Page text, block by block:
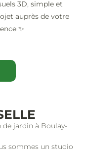
3D, simple et
auprès de votre
✨
de jardin à Boulay-
sommes un studio